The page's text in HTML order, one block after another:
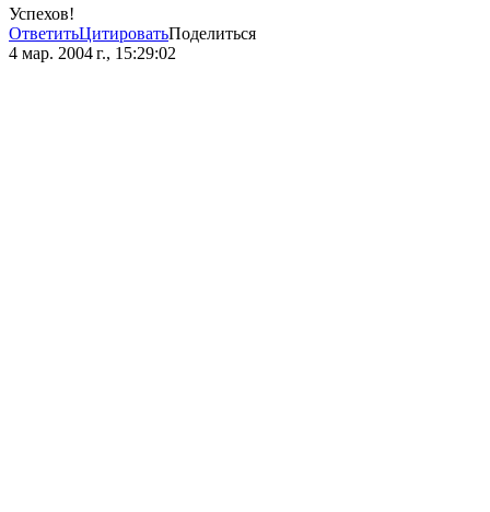
Успехов!
ОтветитьЦитироватьПоделиться
4 мар. 2004 г., 15:29:02